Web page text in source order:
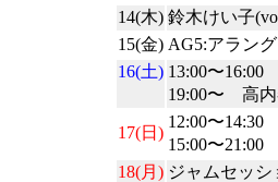
14(木) 鈴木けい子
15(金) AG5:アラン
16(土) 13:00〜
19:00〜 高
17(日)
12:00〜
15:00〜
18(月) ジャムセッシ